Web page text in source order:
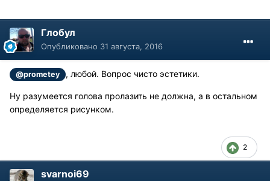
Глобул
Опубликовано 31 августа, 2016
@prometey , любой. Вопрос чисто эстетики.
Ну разумеется голова пролазить не должна, а в остальном
определяется рисунком.
2
svarnoi69